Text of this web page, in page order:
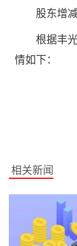
股东增
根据丰
情如下：
相关新闻